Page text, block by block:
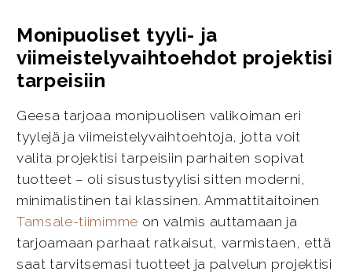
Monipuoliset tyyli- ja
viimeistelyvaihtoehdot projektisi
tarpeisiin
Geesa tarjoaa monipuolisen valikoiman eri
tyylejä ja viimeistelyvaihtoehtoja, jotta voit
valita projektisi tarpeisiin parhaiten sopivat
tuotteet – oli sisustustyylisi sitten moderni,
minimalistinen tai klassinen. Ammattitaitoinen
Tamsale-tiimimme on valmis auttamaan ja
tarjoamaan parhaat ratkaisut, varmistaen, että
saat tarvitsemasi tuotteet ja palvelun projektisi